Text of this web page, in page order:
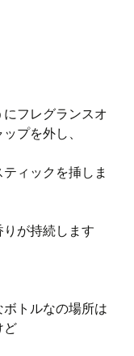
フレグランスオ
プを外し、
ィックを挿しま
が持続します
ボトルなの場所は
ど